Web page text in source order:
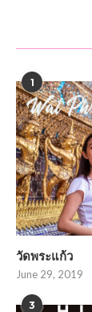
1
วัดพระแก้ว
June 29, 2019
3